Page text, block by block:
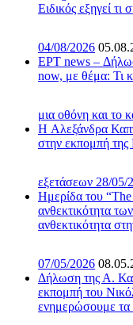
Ειδικός εξηγεί τι
04/08/2026
ΕΡΤ news –
now, με θέμα: Τι
μια οθόνη και το
H Αλεξάνδρα
στην εκπομπή
εξετάσεων 28/05/
Ημερίδα του
ανθεκτικότητα
ανθεκτικότητα
07/05/2026
Δήλωση της Α.
εκπομπή του
ενημερώσουμε τα